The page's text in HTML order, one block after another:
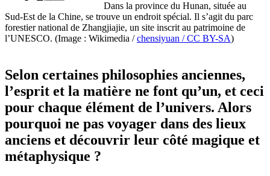
Dans la province du Hunan, située au
Sud-Est de la Chine, se trouve un endroit spécial. Il s’agit du parc
forestier national de Zhangjiajie, un site inscrit au patrimoine de
l’UNESCO. (Image : Wikimedia /chensiyuan / CC BY-SA)
Selon certaines philosophies anciennes,
l’esprit et la matière ne font qu’un, et ceci
pour chaque élément de l’univers. Alors
pourquoi ne pas voyager dans des lieux
anciens et découvrir leur côté magique et
métaphysique ?